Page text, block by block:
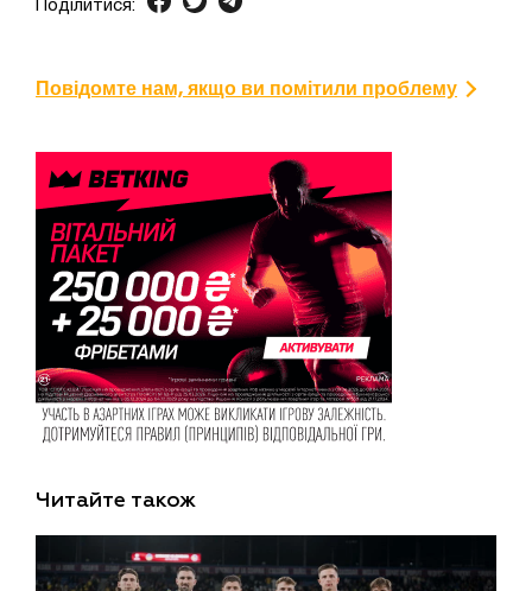
Поділитися:
Повідомте нам, якщо ви помітили проблему
Читайте також